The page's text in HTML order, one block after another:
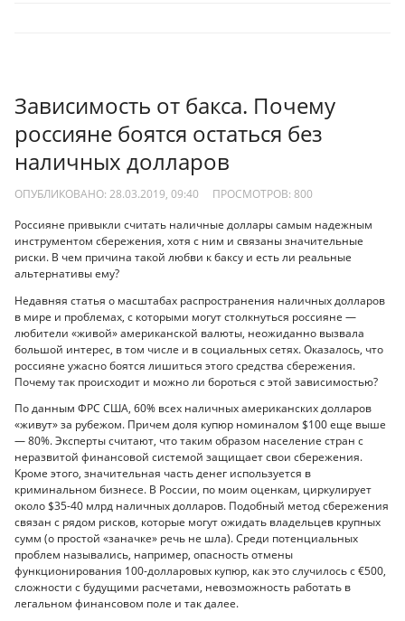
Зависимость от бакса. Почему
россияне боятся остаться без
наличных долларов
ОПУБЛИКОВАНО: 28.03.2019, 09:40 ПРОСМОТРОВ: 800
Россияне привыкли считать наличные доллары самым надежным
инструментом сбережения, хотя с ним и связаны значительные
риски. В чем причина такой любви к баксу и есть ли реальные
альтернативы ему?
Недавняя статья о масштабах распространения наличных долларов
в мире и проблемах, с которыми могут столкнуться россияне —
любители «живой» американской валюты, неожиданно вызвала
большой интерес, в том числе и в социальных сетях. Оказалось, что
россияне ужасно боятся лишиться этого средства сбережения.
Почему так происходит и можно ли бороться с этой зависимостью?
По данным ФРС США, 60% всех наличных американских долларов
«живут» за рубежом. Причем доля купюр номиналом $100 еще выше
— 80%. Эксперты считают, что таким образом население стран с
неразвитой финансовой системой защищает свои сбережения.
Кроме этого, значительная часть денег используется в
криминальном бизнесе. В России, по моим оценкам, циркулирует
около $35-40 млрд наличных долларов. Подобный метод сбережения
связан с рядом рисков, которые могут ожидать владельцев крупных
сумм (о простой «заначке» речь не шла). Среди потенциальных
проблем назывались, например, опасность отмены
функционирования 100-долларовых купюр, как это случилось с €500,
сложности с будущими расчетами, невозможность работать в
легальном финансовом поле и так далее.